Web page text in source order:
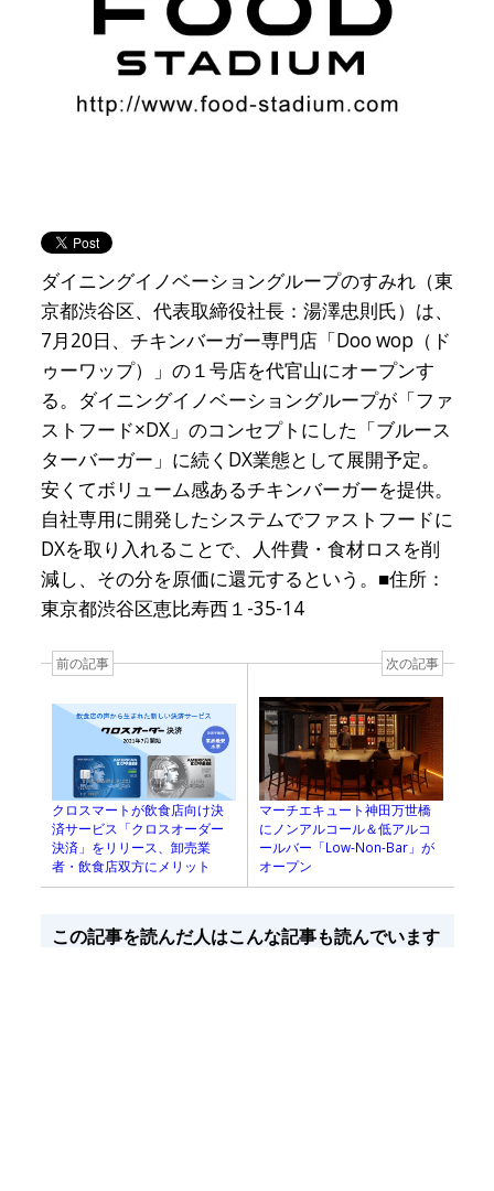
ダイニングイノベーショングループのすみれ（東
京都渋谷区、代表取締役社長：湯澤忠則氏）は、
7月20日、チキンバーガー専門店「Doo wop（ド
ゥーワップ）」の１号店を代官山にオープンす
る。ダイニングイノベーショングループが「ファ
ストフード×DX」のコンセプトにした「ブルース
ターバーガー」に続くDX業態として展開予定。
安くてボリューム感あるチキンバーガーを提供。
自社専用に開発したシステムでファストフードに
DXを取り入れることで、人件費・食材ロスを削
減し、その分を原価に還元するという。■住所：
東京都渋谷区恵比寿西１-35-14
前の記事
クロスマートが飲食店向け決
済サービス「クロスオーダー
決済」をリリース、卸売業
者・飲食店双方にメリット
次の記事
マーチエキュート神田万世橋
にノンアルコール＆低アルコ
ールバー「Low-Non-Bar」が
オープン
この記事を読んだ人はこんな記事も読んでいます